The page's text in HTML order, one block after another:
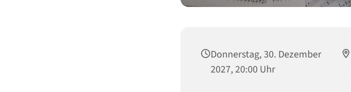
Donnerstag, 30. Dezember
2027, 20:00 Uhr